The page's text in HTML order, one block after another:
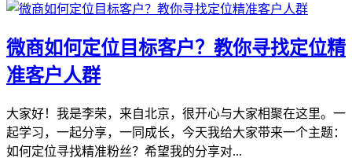
微商如何定位目标客户？教你寻找定位精
准客户人群
大家好！我是李荣，来自北京，很开心与大家相聚在这里。一
起学习，一起分享，一同成长，今天我给大家带来一个主题：
如何定位寻找精准粉丝？希望我的分享对...